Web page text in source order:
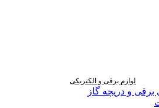
لوازم برقی و الکتریکی
برقی و دریچه گاز